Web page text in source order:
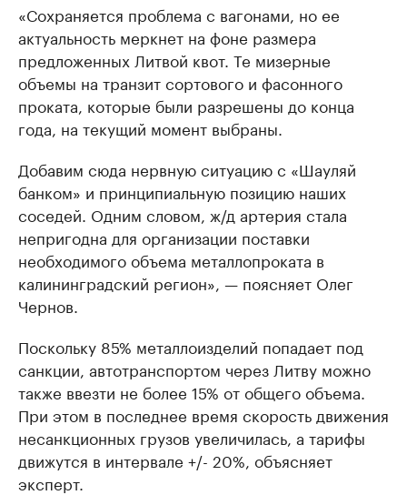
«Сохраняется проблема с вагонами, но ее
актуальность меркнет на фоне размера
предложенных Литвой квот. Те мизерные
объемы на транзит сортового и фасонного
проката, которые были разрешены до конца
года, на текущий момент выбраны.
Добавим сюда нервную ситуацию с «Шауляй
банком» и принципиальную позицию наших
соседей. Одним словом, ж/д артерия стала
непригодна для организации поставки
необходимого объема металлопроката в
калининградский регион», — поясняет Олег
Чернов.
Поскольку 85% металлоизделий попадает под
санкции, автотранспортом через Литву можно
также ввезти не более 15% от общего объема.
При этом в последнее время скорость движения
несанкционных грузов увеличилась, а тарифы
движутся в интервале +/- 20%, объясняет
эксперт.